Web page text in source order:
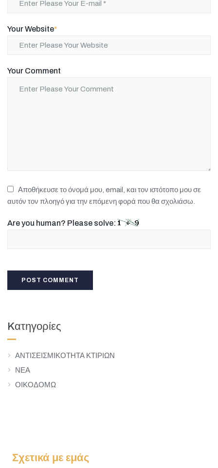
Your Website*
Your Comment
Αποθήκευσε το όνομά μου, email, και τον ιστότοπο μου σε
αυτόν τον πλοηγό για την επόμενη φορά που θα σχολιάσω.
Are you human? Please solve:
Kατηγορίες
ΑΝΤΙΣΕΙΣΜΙΚΟΤΗΤΑ ΚΤΙΡΙΩΝ
ΝΕΑ
ΟΙΚΟΔΟΜΩ
Σχετικά με εμάς